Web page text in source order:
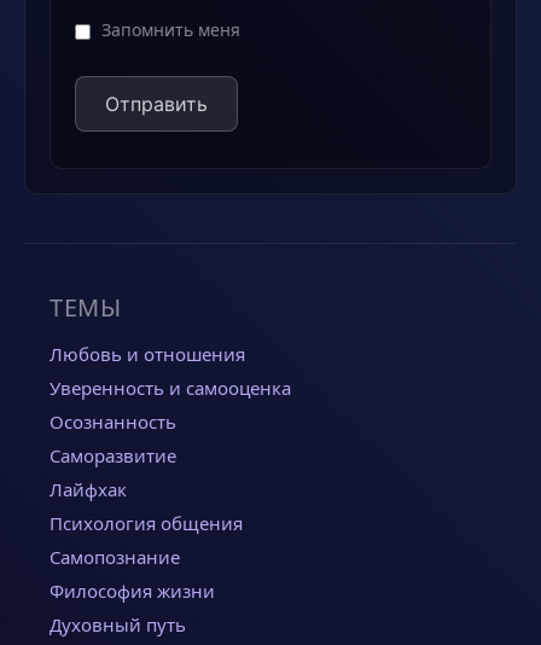
Запомнить меня
ТЕМЫ
Любовь и отношения
Уверенность и самооценка
Осознанность
Саморазвитие
Лайфхак
Психология общения
Самопознание
Философия жизни
Духовный путь